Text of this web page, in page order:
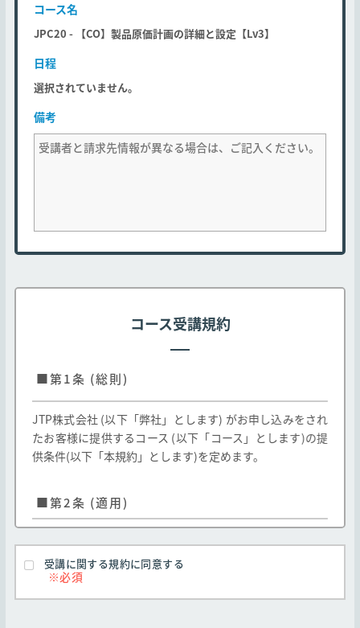
コース名
JPC20 - 【CO】製品原価計画の詳細と設定【Lv3】
日程
選択されていません。
備考
コース受講規約
■第1条 (総則)
JTP株式会社 (以下「弊社」とします) がお申し込みをされ
たお客様に提供するコース (以下「コース」とします)の提
供条件(以下「本規約」とします)を定めます。
■第2条 (適用)
弊社のお客様に対する弊社コースの提供はお客様
が本規約のすべての条項に同意することを条件と
します
受講に関する規約に同意する